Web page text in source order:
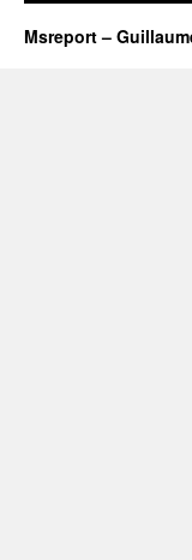
Msreport –